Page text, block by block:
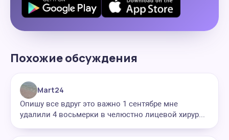
Похожие обсуждения
Mart24
Опишу все вдруг это важно 1 сентябре мне
удалили 4 восьмерки в челюстно лицевой хирур...